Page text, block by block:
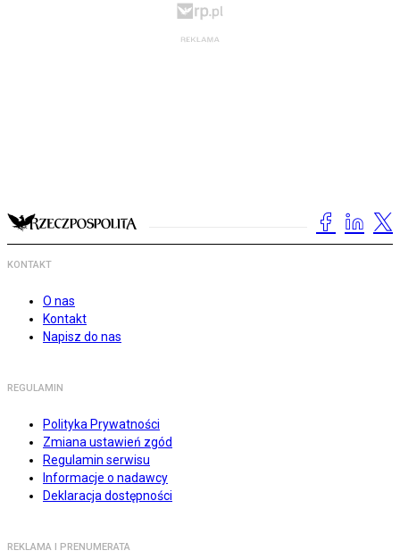
KONTAKT
O nas
Kontakt
Napisz do nas
REGULAMIN
Polityka Prywatności
Zmiana ustawień zgód
Regulamin serwisu
Informacje o nadawcy
Deklaracja dostępności
REKLAMA I PRENUMERATA